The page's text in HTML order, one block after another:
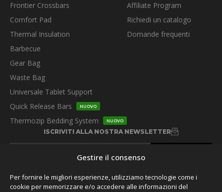
Gestire il consenso
Per fornire le migliori esperienze, utilizziamo tecnologie come i
cookie per memorizzare e/o accedere alle informazioni del
Frontier Crossbars
Comfort Pad
Thermal Insulation
Barbecue
Gear Bag
Waste Bag
Universale Tablet Support
Quick Release Bars
NUOVO
Thermozip Bedding System NUOVO
Affiliate Program
Richiedi un catalogo
Domande frequenti
ISCRIVITI ALLA NOSTRA NEWSLETTER